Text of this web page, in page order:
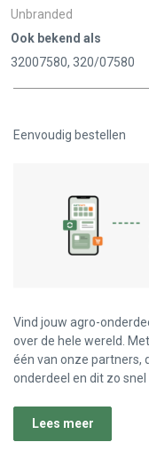
Unbranded
Ook bekend als
32007580, 320/07580
Eenvoudig bestellen
Vind jouw agro-
over de hele wereld.
één van onze partners,
onderdeel en dit zo
Lees meer